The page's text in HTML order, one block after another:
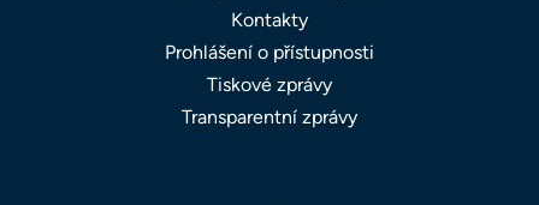
Kontakty
Prohlášení o přístupnosti
Tiskové zprávy
Transparentní zprávy